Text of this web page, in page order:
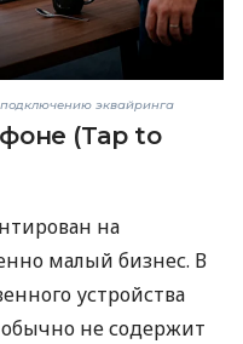
эквайринга
(Tap to
на
малый бизнес. В
устройства
обычно не содержит